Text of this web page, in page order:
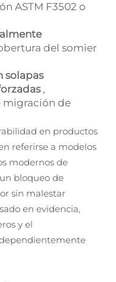
ASTM F3502 o
del somier
solapas
,
migración de
en productos
referirse a modelos
modernos de
bloqueo de
sin malestar
en evidencia,
y el